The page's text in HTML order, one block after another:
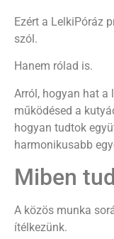
Ezért a LelkiPóráz
szól.
Hanem rólad is.
Arról, hogyan hat a
működésed a
hogyan tudtok
harmonikusabb
Miben
A közös munka
ítélkezünk.